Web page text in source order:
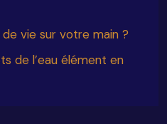
vie sur votre main ?
de l’eau élément en